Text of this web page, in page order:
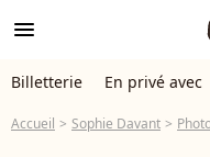
menu
Billetterie En privé avec
Accueil Sophie Davant